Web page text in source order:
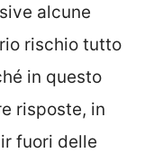
alcune
rischio tutto
in questo
risposte, in
fuori delle